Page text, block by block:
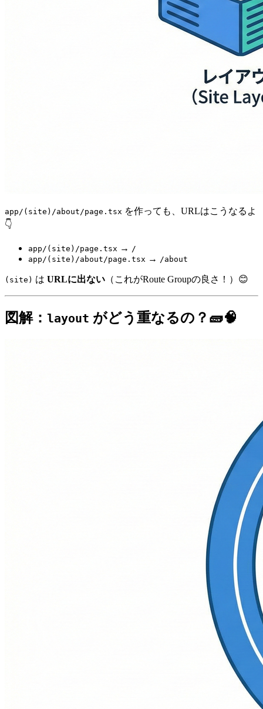
app/(site)/about/page.tsx を作っても、URLはこうなるよ
👇
app/(site)/page.tsx → /
app/(site)/about/page.tsx → /about
(site) は URLに出ない （これがRoute Groupの良さ！）😊
図解： layout がどう重なるの？🧱🧠